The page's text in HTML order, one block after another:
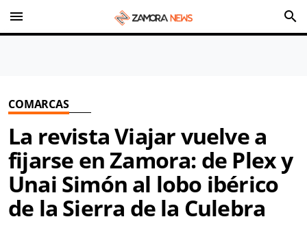
menu search
COMARCAS
La revista Viajar vuelve a
fijarse en Zamora: de Plex y
Unai Simón al lobo ibérico
de la Sierra de la Culebra